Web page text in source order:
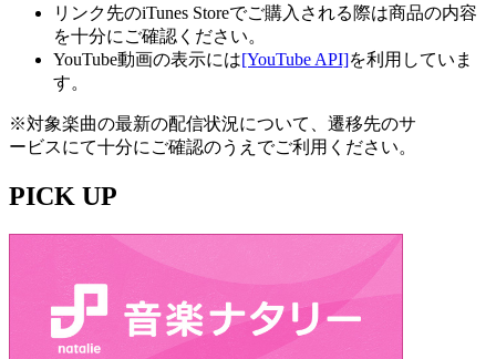
リンク先のiTunes Storeでご購入される際は商品の内容
を十分にご確認ください。
YouTube動画の表示には[YouTube API]を利用していま
す。
※対象楽曲の最新の配信状況について、遷移先のサ
ービスにて十分にご確認のうえでご利用ください。
PICK UP